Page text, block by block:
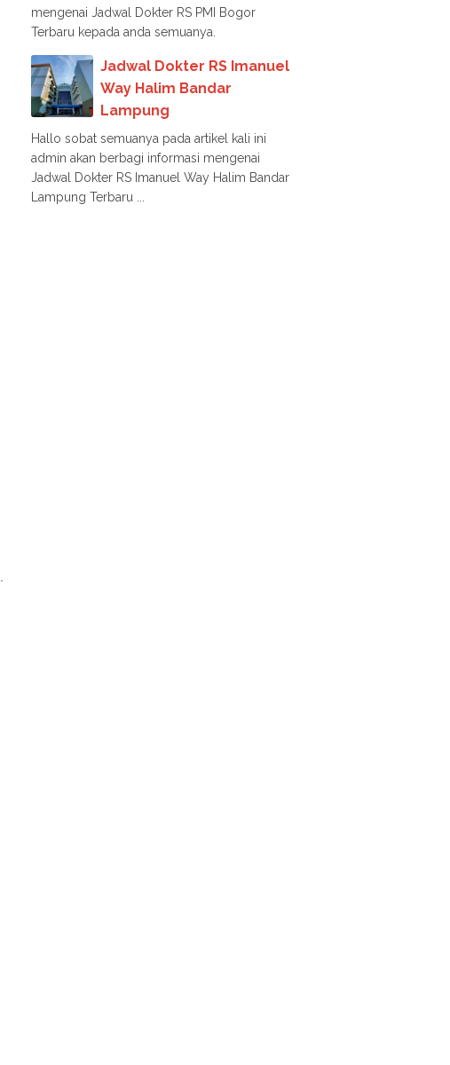
mengenai Jadwal Dokter RS PMI Bogor
Terbaru kepada anda semuanya.
Jadwal Dokter RS Imanuel
Way Halim Bandar
Lampung
Hallo sobat semuanya pada artikel kali ini
admin akan berbagi informasi mengenai
Jadwal Dokter RS Imanuel Way Halim Bandar
Lampung Terbaru ...